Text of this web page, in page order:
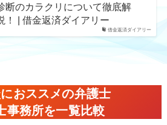
借金返済ダイアリー
断のカラクリについて徹底解
！ | 借金返済ダイアリー
おススメの弁護士
事務所を一覧比較